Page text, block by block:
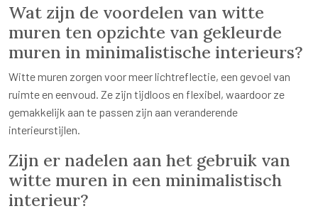
Wat zijn de voordelen van witte
muren ten opzichte van gekleurde
muren in minimalistische interieurs?
Witte muren zorgen voor meer lichtreflectie, een gevoel van
ruimte en eenvoud. Ze zijn tijdloos en flexibel, waardoor ze
gemakkelijk aan te passen zijn aan veranderende
interieurstijlen.
Zijn er nadelen aan het gebruik van
witte muren in een minimalistisch
interieur?